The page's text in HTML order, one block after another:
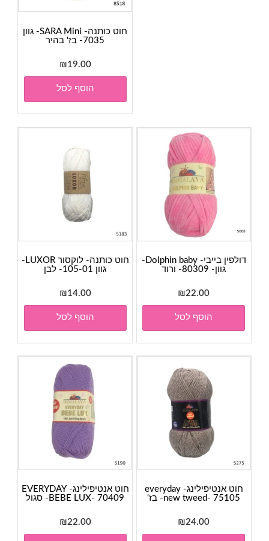
חוט כותנה- SARA Mini- גוון
7035- בז' בהיר
₪19.00
הוסף לסל
חוט כותנה- לוקסור LUXOR-
גוון 105-01- לבן
₪14.00
הוסף לסל
דולפין בייבי- Dolphin baby-
גוון- 80309- ורוד
₪22.00
הוסף לסל
חוט אנטיפילינג- EVERYDAY
BEBE LUX- 70409- סגול
₪22.00
חוט אנטיפילינג- everyday
new tweed- 75105- בז'
₪24.00